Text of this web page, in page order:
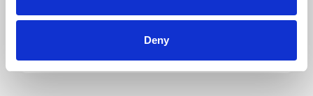
Deny
DODAJ KOMENTARZ